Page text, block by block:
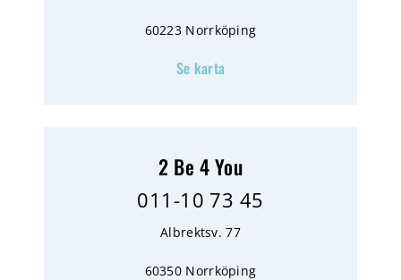
60223 Norrköping
Se karta
2 Be 4 You
011-10 73 45
Albrektsv. 77
60350 Norrköping